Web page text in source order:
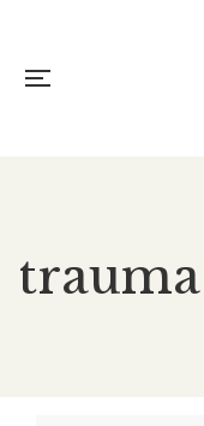
trauma